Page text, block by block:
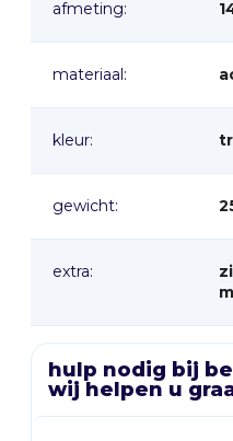
professionele uitstraling die
afmeting:
materiaal:
kleur:
gewicht:
extra:
hulp nodig bij
wij helpen u